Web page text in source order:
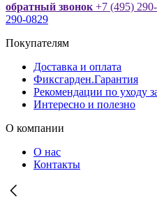
обратный звонок +7 (495)
290-0829
Покупателям
Доставка и оплата
Фиксгарден.Гарантия
Рекомендации по уходу
Интересно и полезно
О компании
О нас
Контакты